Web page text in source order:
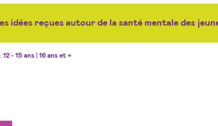
idées reçues autour de la santé mentale des
12 - 15 ans 16 ans et +